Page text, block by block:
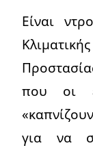
Είναι
που οι
για να